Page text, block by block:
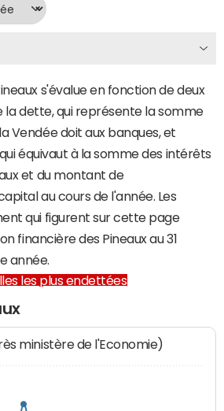
s'évalue en fonction de deux
la dette, qui représente la somme
Vendée doit aux banques, et
équivaut à la somme des intérêts
et du montant de
au cours de l'année. Les
qui figurent sur cette page
financière des Pineaux au 31
année.
les plus endettées
ministère de l'Economie)